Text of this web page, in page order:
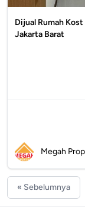
Dijual Rumah
Jakarta Barat
Megah
« Sebelumnya